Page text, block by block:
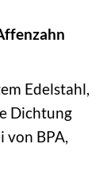
Edelstahl,
Dichtung
von BPA,